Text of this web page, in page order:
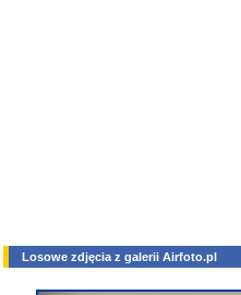
Losowe zdjęcia z galerii Airfoto.pl